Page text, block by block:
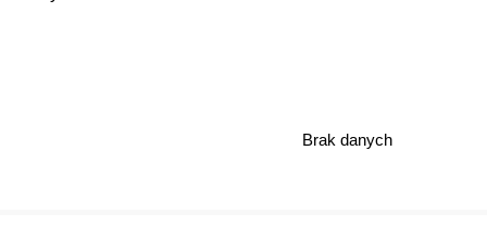
Brak danych